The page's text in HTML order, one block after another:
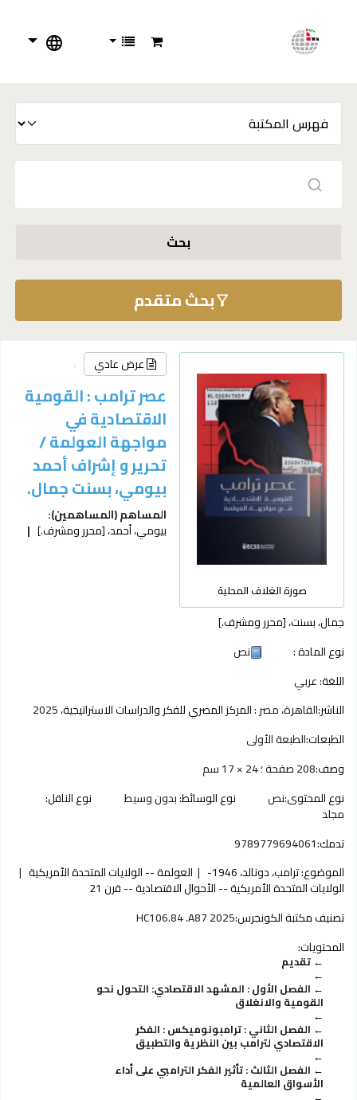
بحث
بحث متقدم
صورة الغلاف المحلية
عرض عادي
عصر ترامب : القومية
الاقتصادية في
مواجهة العولمة /
تحرير و إشراف أحمد
بيومي، بسنت جمال.
المساهم (المساهمين):
بيومي، أحمد،[محرر ومشرف.]
جمال، بسنت،[محرر ومشرف.]
نوع المادة :
نص
اللغة:عربي
الناشر:القاهرة، مصر :المركز المصري للفكر والدراسات الاستراتيجية،
الطبعات:الطبعة الأولى
وصف:208 صفحة ؛ 24 × 17 سم
نوع المحتوى:نص نوع الوسائط:بدون وسيط نوع الناقل:
مجلد
تدمك:9789779694061
الموضوع:ترامب، دونالد، 1946- العولمة -- الولايات المتحدة الأمريكية
الولايات المتحدة الأمريكية -- الأحوال الاقتصادية -- قرن 21
تصنيف مكتبة الكونجرس:HC106.84 .A87 2025
المحتويات:
تقديم
الفصل الأول : المشهد الاقتصادي: التحول نحو
القومية والانغلاق
الفصل الثاني : ترامبونوميكس : الفكر
الاقتصادي لترامب بين النظرية والتطبيق
الفصل الثالث : تأثير الفكر الترامبي على أداء
الأسواق العالمية